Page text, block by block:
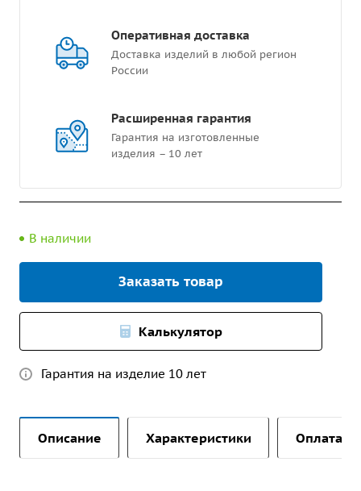
Оперативная доставка
Доставка изделий в любой регион
России
Расширенная гарантия
Гарантия на изготовленные
изделия – 10 лет
В наличии
Заказать товар
Калькулятор
Гарантия на изделие 10 лет
Описание Характеристики Оплата и